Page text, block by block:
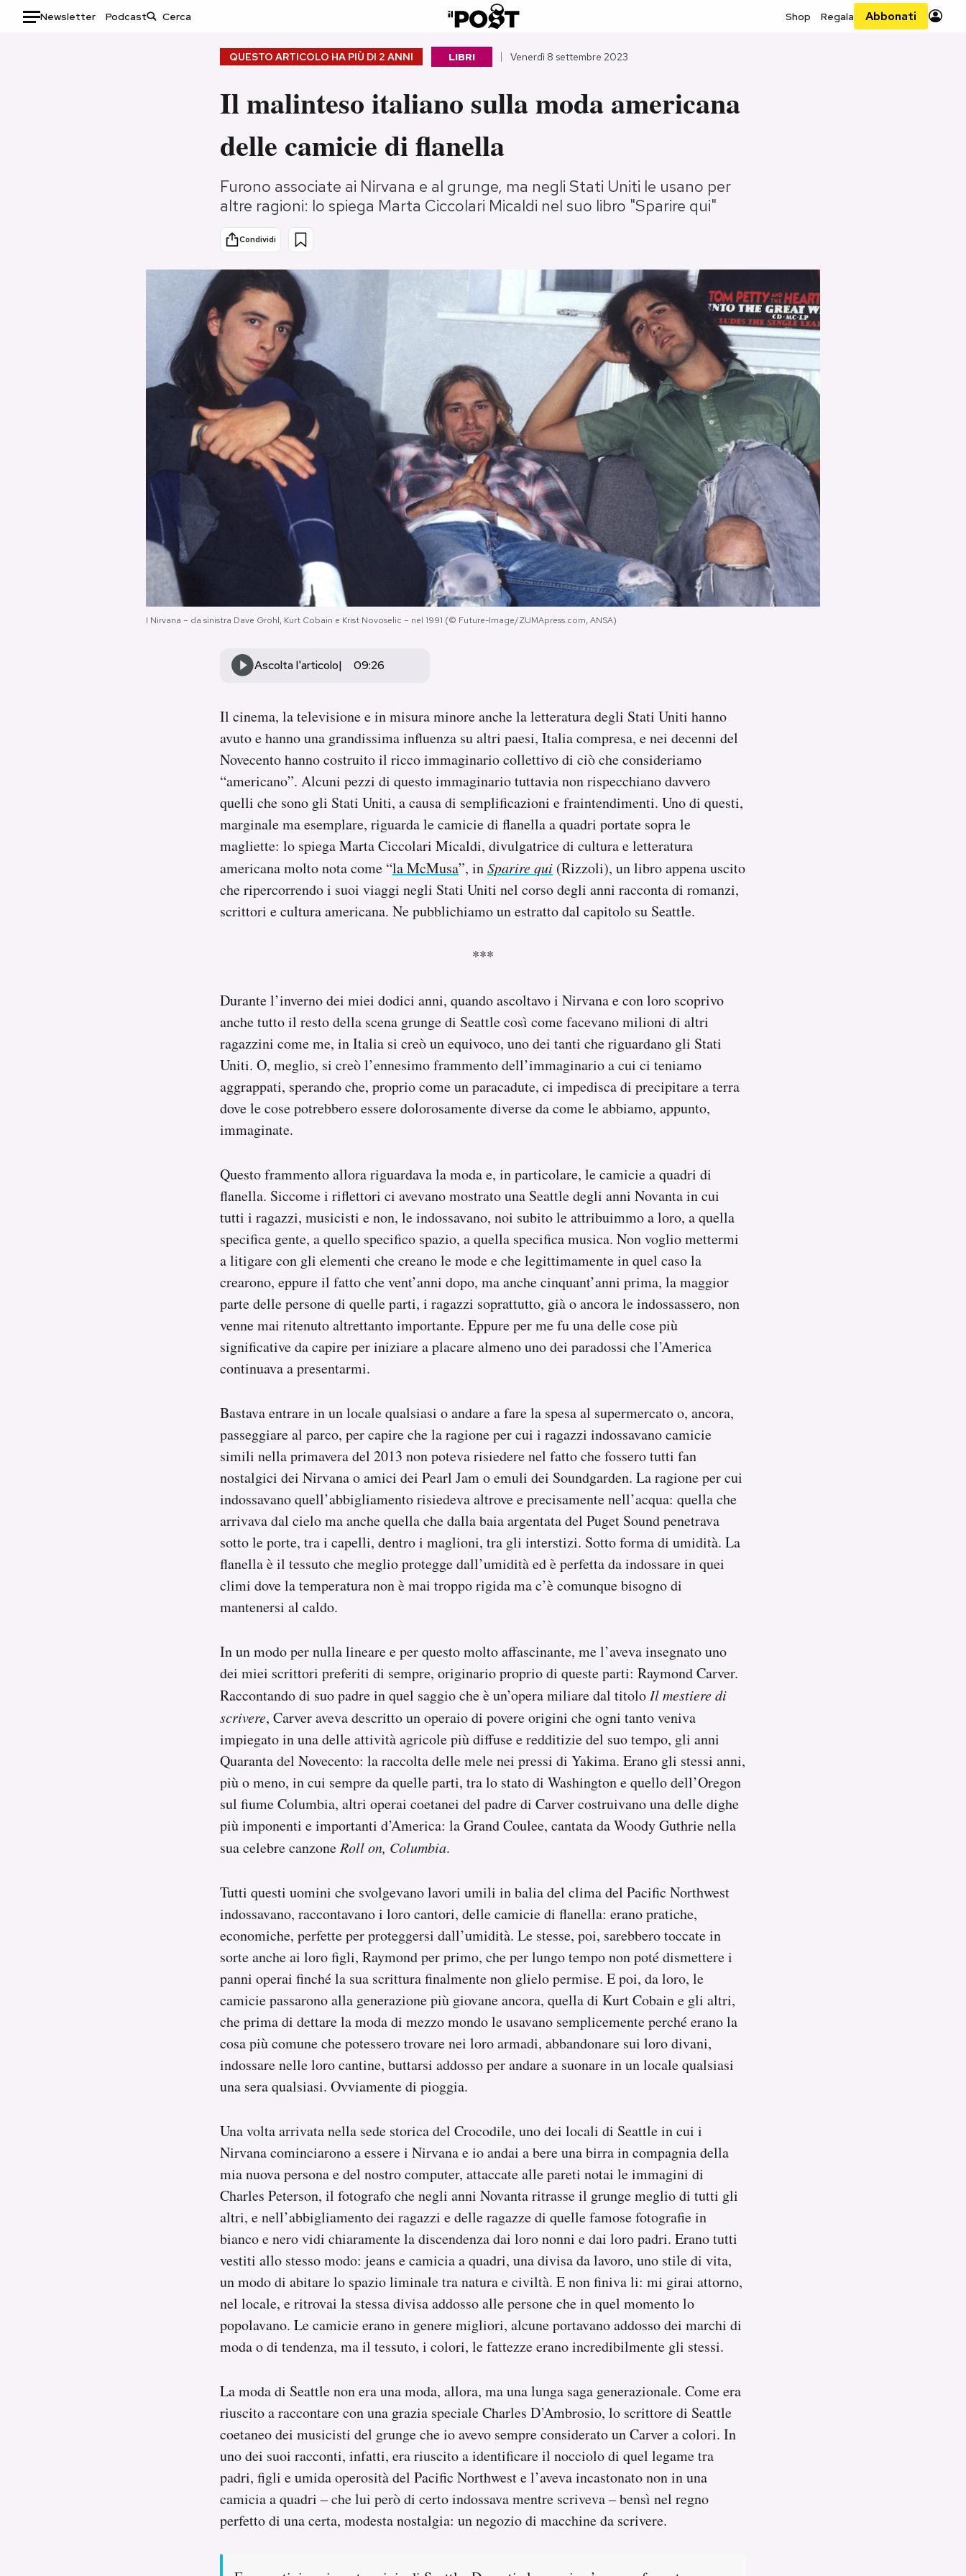
Newsletter Podcast Shop Regala Abbonati
Storie/Idee
Ok Boomer!
Mondiali calcio 2026
QUESTO ARTICOLO HA PIÙ DI 2 ANNI LIBRI Venerdì 8 settembre 2023
Il malinteso italiano sulla moda americana
delle camicie di flanella
Furono associate ai Nirvana e al grunge, ma negli Stati Uniti le usano per
altre ragioni: lo spiega Marta Ciccolari Micaldi nel suo libro "Sparire qui"
Condividi
I Nirvana – da sinistra Dave Grohl, Kurt Cobain e Krist Novoselic – nel 1991 (© Future-Image/ZUMApress.com, ANSA)
Ascolta l'articolo 09:26
Il cinema, la televisione e in misura minore anche la letteratura degli Stati Uniti hanno
avuto e hanno una grandissima influenza su altri paesi, Italia compresa, e nei decenni del
Novecento hanno costruito il ricco immaginario collettivo di ciò che consideriamo
“americano”. Alcuni pezzi di questo immaginario tuttavia non rispecchiano davvero
quelli che sono gli Stati Uniti, a causa di semplificazioni e fraintendimenti. Uno di questi,
marginale ma esemplare, riguarda le camicie di flanella a quadri portate sopra le
magliette: lo spiega Marta Ciccolari Micaldi, divulgatrice di cultura e letteratura
americana molto nota come “la McMusa”, inSparire qui (Rizzoli), un libro appena uscito
che ripercorrendo i suoi viaggi negli Stati Uniti nel corso degli anni racconta di romanzi,
scrittori e cultura americana. Ne pubblichiamo un estratto dal capitolo su Seattle.
***
Durante l’inverno dei miei dodici anni, quando ascoltavo i Nirvana e con loro scoprivo
anche tutto il resto della scena grunge di Seattle così come facevano milioni di altri
ragazzini come me, in Italia si creò un equivoco, uno dei tanti che riguardano gli Stati
Uniti. O, meglio, si creò l’ennesimo frammento dell’immaginario a cui ci teniamo
aggrappati, sperando che, proprio come un paracadute, ci impedisca di precipitare a terra
dove le cose potrebbero essere dolorosamente diverse da come le abbiamo, appunto,
immaginate.
Questo frammento allora riguardava la moda e, in particolare, le camicie a quadri di
flanella. Siccome i riflettori ci avevano mostrato una Seattle degli anni Novanta in cui
tutti i ragazzi, musicisti e non, le indossavano, noi subito le attribuimmo a loro, a quella
specifica gente, a quello specifico spazio, a quella specifica musica. Non voglio mettermi
a litigare con gli elementi che creano le mode e che legittimamente in quel caso la
crearono, eppure il fatto che vent’anni dopo, ma anche cinquant’anni prima, la maggior
parte delle persone di quelle parti, i ragazzi soprattutto, già o ancora le indossassero, non
venne mai ritenuto altrettanto importante. Eppure per me fu una delle cose più
significative da capire per iniziare a placare almeno uno dei paradossi che l’America
continuava a presentarmi.
Bastava entrare in un locale qualsiasi o andare a fare la spesa al supermercato o, ancora,
passeggiare al parco, per capire che la ragione per cui i ragazzi indossavano camicie
simili nella primavera del 2013 non poteva risiedere nel fatto che fossero tutti fan
nostalgici dei Nirvana o amici dei Pearl Jam o emuli dei Soundgarden. La ragione per cui
indossavano quell’abbigliamento risiedeva altrove e precisamente nell’acqua: quella che
arrivava dal cielo ma anche quella che dalla baia argentata del Puget Sound penetrava
sotto le porte, tra i capelli, dentro i maglioni, tra gli interstizi. Sotto forma di umidità. La
flanella è il tessuto che meglio protegge dall’umidità ed è perfetta da indossare in quei
climi dove la temperatura non è mai troppo rigida ma c’è comunque bisogno di
mantenersi al caldo.
In un modo per nulla lineare e per questo molto affascinante, me l’aveva insegnato uno
dei miei scrittori preferiti di sempre, originario proprio di queste parti: Raymond Carver.
Raccontando di suo padre in quel saggio che è un’opera miliare dal titolo Il mestiere di
scrivere, Carver aveva descritto un operaio di povere origini che ogni tanto veniva
impiegato in una delle attività agricole più diffuse e redditizie del suo tempo, gli anni
Quaranta del Novecento: la raccolta delle mele nei pressi di Yakima. Erano gli stessi anni,
più o meno, in cui sempre da quelle parti, tra lo stato di Washington e quello dell’Oregon
sul fiume Columbia, altri operai coetanei del padre di Carver costruivano una delle dighe
più imponenti e importanti d’America: la Grand Coulee, cantata da Woody Guthrie nella
sua celebre canzone Roll on, Columbia.
Tutti questi uomini che svolgevano lavori umili in balia del clima del Pacific Northwest
indossavano, raccontavano i loro cantori, delle camicie di flanella: erano pratiche,
economiche, perfette per proteggersi dall’umidità. Le stesse, poi, sarebbero toccate in
sorte anche ai loro figli, Raymond per primo, che per lungo tempo non poté dismettere i
panni operai finché la sua scrittura finalmente non glielo permise. E poi, da loro, le
camicie passarono alla generazione più giovane ancora, quella di Kurt Cobain e gli altri,
che prima di dettare la moda di mezzo mondo le usavano semplicemente perché erano la
cosa più comune che potessero trovare nei loro armadi, abbandonare sui loro divani,
indossare nelle loro cantine, buttarsi addosso per andare a suonare in un locale qualsiasi
una sera qualsiasi. Ovviamente di pioggia.
Una volta arrivata nella sede storica del Crocodile, uno dei locali di Seattle in cui i
Nirvana cominciarono a essere i Nirvana e io andai a bere una birra in compagnia della
mia nuova persona e del nostro computer, attaccate alle pareti notai le immagini di
Charles Peterson, il fotografo che negli anni Novanta ritrasse il grunge meglio di tutti gli
altri, e nell’abbigliamento dei ragazzi e delle ragazze di quelle famose fotografie in
bianco e nero vidi chiaramente la discendenza dai loro nonni e dai loro padri. Erano tutti
vestiti allo stesso modo: jeans e camicia a quadri, una divisa da lavoro, uno stile di vita,
un modo di abitare lo spazio liminale tra natura e civiltà. E non finiva li: mi girai attorno,
nel locale, e ritrovai la stessa divisa addosso alle persone che in quel momento lo
popolavano. Le camicie erano in genere migliori, alcune portavano addosso dei marchi di
moda o di tendenza, ma il tessuto, i colori, le fattezze erano incredibilmente gli stessi.
La moda di Seattle non era una moda, allora, ma una lunga saga generazionale. Come era
riuscito a raccontare con una grazia speciale Charles D’Ambrosio, lo scrittore di Seattle
coetaneo dei musicisti del grunge che io avevo sempre considerato un Carver a colori. In
uno dei suoi racconti, infatti, era riuscito a identificare il nocciolo di quel legame tra
padri, figli e umida operosità del Pacific Northwest e l’aveva incastonato non in una
camicia a quadri ‒ che lui però di certo indossava mentre scriveva ‒ bensì nel regno
perfetto di una certa, modesta nostalgia: un negozio di macchine da scrivere.